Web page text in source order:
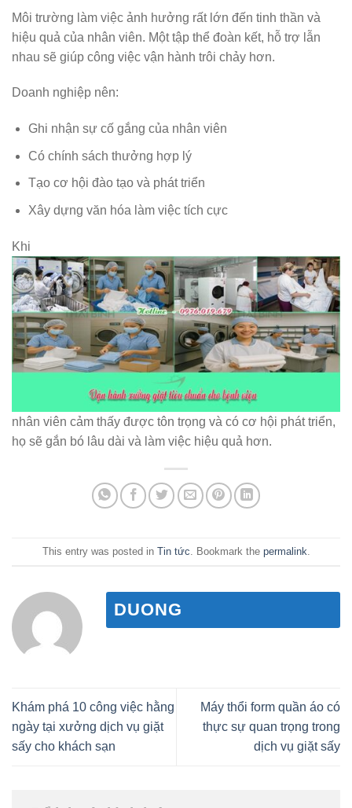
Môi trường làm việc ảnh hưởng rất lớn đến tinh thần và
hiệu quả của nhân viên. Một tập thể đoàn kết, hỗ trợ lẫn
nhau sẽ giúp công việc vận hành trôi chảy hơn.
Doanh nghiệp nên:
Ghi nhận sự cố gắng của nhân viên
Có chính sách thưởng hợp lý
Tạo cơ hội đào tạo và phát triển
Xây dựng văn hóa làm việc tích cực
Khi
nhân viên cảm thấy được tôn trọng và có cơ hội phát triển,
họ sẽ gắn bó lâu dài và làm việc hiệu quả hơn.
This entry was posted in Tin tức . Bookmark the permalink
DUONG
Khám phá 10 công việc hằng
ngày tại xưởng dịch vụ giặt
sấy cho khách sạn
Máy thổi form quần áo có
thực sự quan trọng trong
dịch vụ giặt sấy